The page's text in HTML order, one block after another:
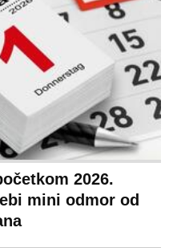
2026.
mini odmor od